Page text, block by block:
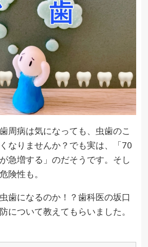
周病は気になっても、虫歯のこ
なりませんか？でも実は、「70
急増する」のだそうです。そし
険性も。
歯になるのか！？歯科医の坂口
について教えてもらいました。